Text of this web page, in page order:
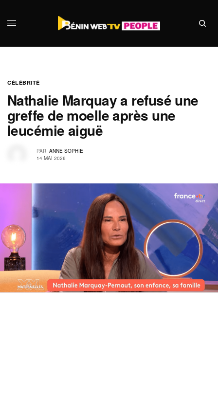
CÉLÉBRITÉ
Nathalie Marquay a refusé une
greffe de moelle après une
leucémie aiguë
PAR ANNE SOPHIE
14 MAI 2026